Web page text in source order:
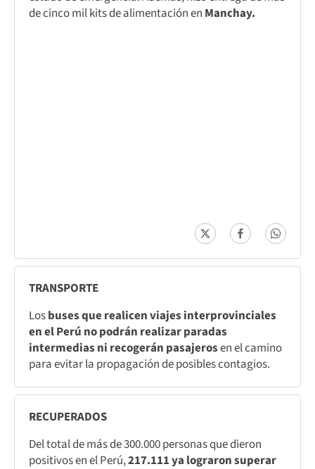
de cinco mil kits de alimentación en Manchay.
TRANSPORTE
Losbuses que realicen viajes interprovinciales
en el Perú no podrán realizar paradas
intermedias ni recogerán pasajerosen el camino
para evitar la propagación de posibles contagios.
RECUPERADOS
Del total de más de 300.000 personas que dieron
positivos en el Perú,217.111 ya lograron superar